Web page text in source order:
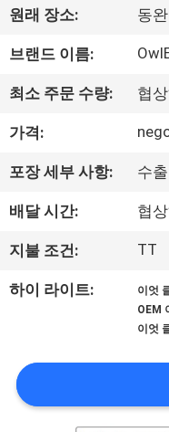
회
사
소
공
장
견
품
원래 장소: 동
브랜드 이름:
최소 주문 수량: 협
가격:
포장 세부 사항: 수
배달 시간: 협
지불 조건: TT
하이 라이트: 이엇
OEM
이엇